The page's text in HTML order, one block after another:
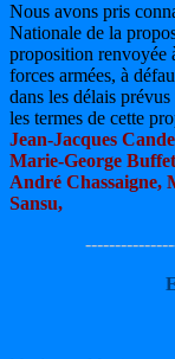
Nous avons pris
Nationale de la
proposition renvoyée
forces armées, à
dans les délais
les termes de cette
Jean-Jacques
Marie-George
André Chassaigne,
Sansu,